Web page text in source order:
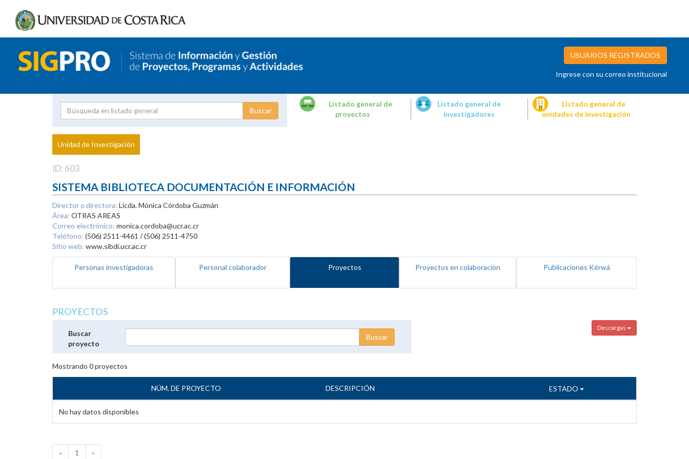
USUARIOS REGISTRADOS
Ingrese con su correo institucional
Proyecto
Investigador
Listado general de
proyectos
Listado general de
investigadores
Listado general de
unidades de investigación
Unidad de Investigación
ID: 603
SISTEMA BIBLIOTECA DOCUMENTACIÓN E INFORMACIÓN
Director o directora: Licda. Mónica Córdoba Guzmán
Área: OTRAS AREAS
Correo electrónico: monica.cordoba@ucr.ac.cr
Teléfono: (506) 2511-4461 / (506) 2511-4750
Sitio web: www.sibdi.ucr.ac.cr
Personas investigadoras Personal colaborador Proyectos Proyectos en colaboración Publicaciones Kérwá
PROYECTOS
Descargas
Buscar
proyecto
Mostrando 0proyectos
NÚM. DE PROYECTO DESCRIPCIÓN ESTADO
No hay datos disponibles
« 1 »